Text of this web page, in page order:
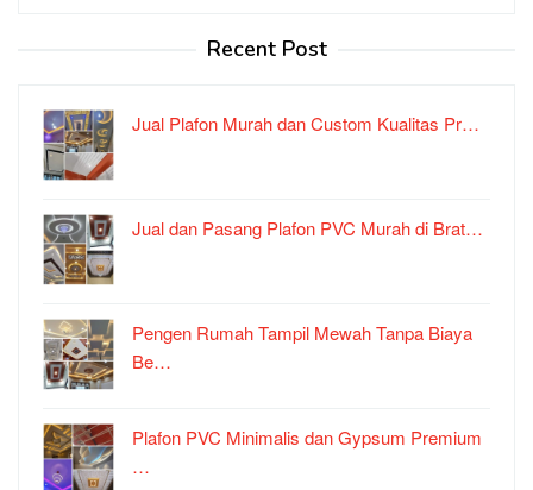
Recent Post
Jual Plafon Murah dan Custom Kualitas Pr…
Jual dan Pasang Plafon PVC Murah di Brat…
Pengen Rumah Tampil Mewah Tanpa Biaya
Be…
Plafon PVC Minimalis dan Gypsum Premium
…